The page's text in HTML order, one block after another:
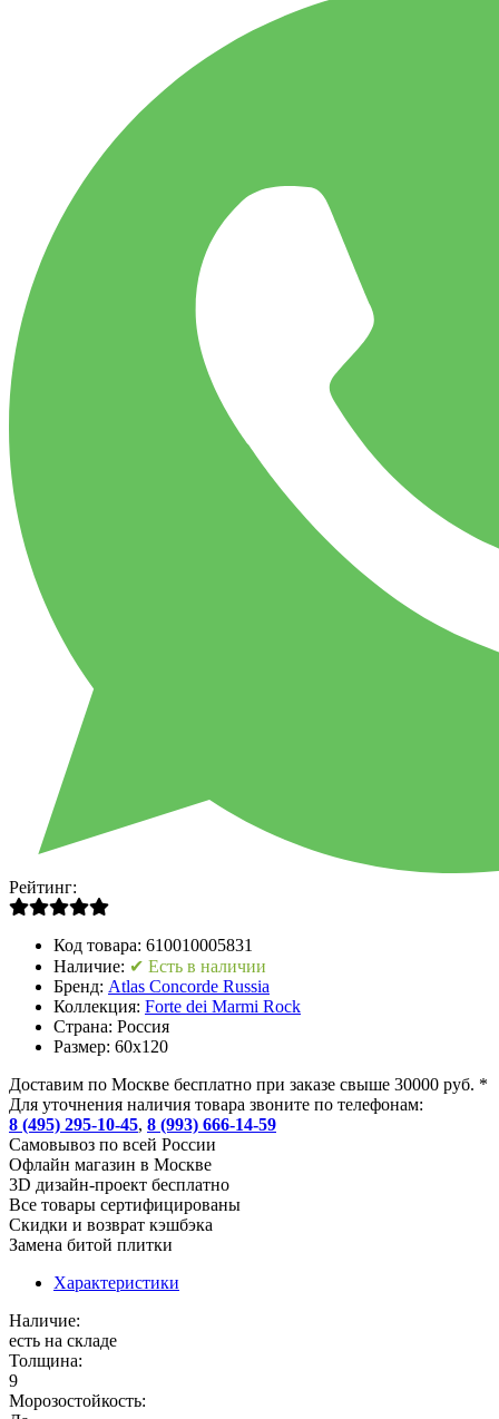
Рейтинг:
Код товара: 610010005831
Наличие: ✔ Есть в наличии
Бренд: Atlas Concorde Russia
Коллекция: Forte dei Marmi Rock
Страна: Россия
Размер: 60x120
Доставим по Москве бесплатно при заказе свыше 30000 руб. *
Для уточнения наличия товара звоните по телефонам:
8 (495) 295-10-45, 8 (993) 666-14-59
Cамовывоз по всей России
Офлайн магазин в Москве
3D дизайн-проект бесплатно
Все товары сертифицированы
Скидки и возврат кэшбэка
Замена битой плитки
Характеристики
Наличие:
есть на складе
Толщина:
9
Морозостойкость: